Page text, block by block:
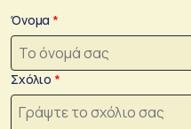
Όνομα
Σχόλιο